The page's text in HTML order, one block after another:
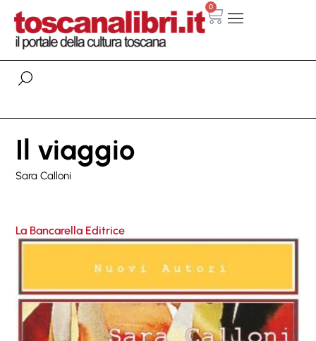
0
Il viaggio
Sara Calloni
La Bancarella Editrice